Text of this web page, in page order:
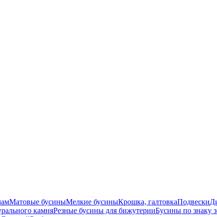
Матовые бусиныМелкие бусиныКрошка, галтовкаПодвески
камняРезные бусины для бижутерииБусины по знаку